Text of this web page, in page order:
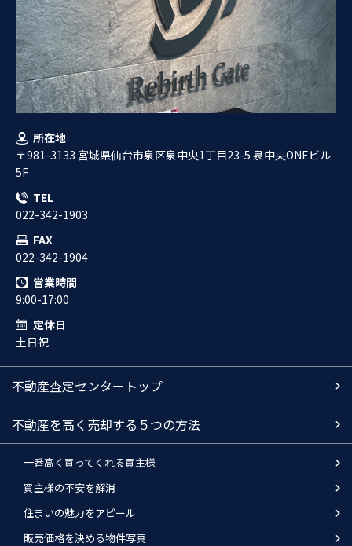
所在地
〒981-3133 宮城県仙台市泉区泉中央1丁目23-5 泉中央ONEビル
5F
TEL
022-342-1903
FAX
022-342-1904
営業時間
9:00-17:00
定休日
土日祝
不動産査定センタートップ
不動産を高く売却する５つの方法
一番高く買ってくれる買主様
買主様の不安を解消
住まいの魅力をアピール
販売価格を決める物件写真